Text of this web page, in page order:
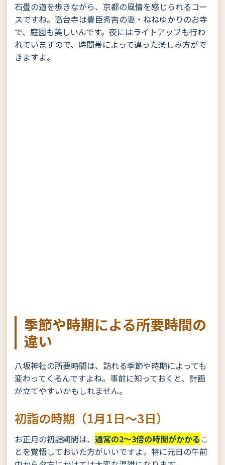
石畳の道を歩きながら、京都の風情を感じられるコー
スですね。高台寺は豊臣秀吉の妻・ねねゆかりのお寺
で、庭園も美しいんです。夜にはライトアップも行わ
れていますので、時間帯によって違った楽しみ方がで
きますよ。
季節や時期による所要時間の
違い
八坂神社の所要時間は、訪れる季節や時期によっても
変わってくるんですよね。事前に知っておくと、計画
が立てやすいかもしれません。
初詣の時期（1月1日〜3日）
お正月の初詣期間は、 通常の2〜3倍の時間がかかる こ
とを覚悟しておいた方がいいですよ。特に元日の午前